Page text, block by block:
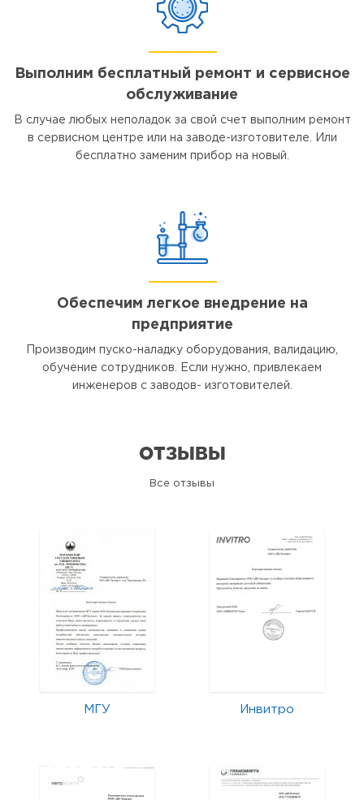
Выполним бесплатный ремонт и сервисное
обслуживание
В случае любых неполадок за свой счет выполним ремонт
в сервисном центре или на заводе-изготовителе. Или
бесплатно заменим прибор на новый.
Обеспечим легкое внедрение на
предприятие
Производим пуско-наладку оборудования, валидацию,
обучение сотрудников. Если нужно, привлекаем
инженеров с заводов- изготовителей.
ОТЗЫВЫ
Все отзывы
МГУ Инвитро